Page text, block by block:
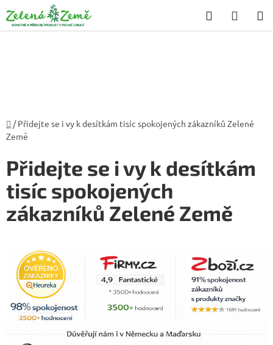
na
obsah
Hledat
KOŠÍK
Domů
/ Přidejte se i vy k desítkám tisíc spokojených zákazníků Zelené
Země
Přidejte se i vy k desítkám
tisíc spokojených
zákazníků Zelené Země